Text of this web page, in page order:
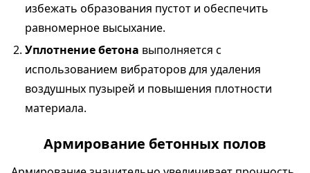
избежать образования пустот и обеспечить
равномерное высыхание.
Уплотнение бетона выполняется с
использованием вибраторов для удаления
воздушных пузырей и повышения плотности
материала.
Армирование бетонных полов